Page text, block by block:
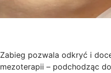
Zabieg pozwala odkryć i
mezoterapii – podchodząc